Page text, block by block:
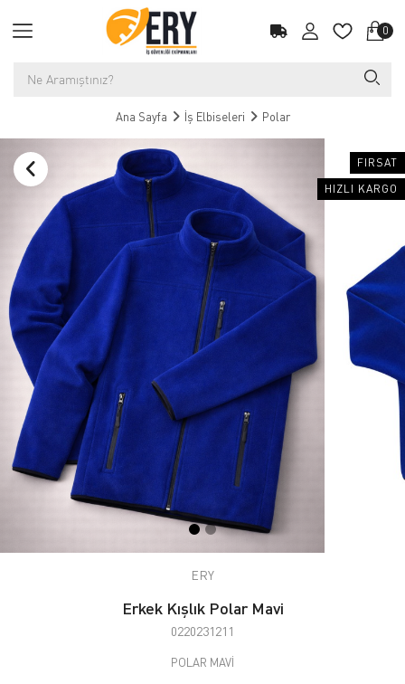
0
Ana Sayfa İş Elbiseleri Polar
FIRSAT
HIZLI KARGO
ERY
Erkek Kışlık Polar Mavi
0220231211
POLAR MAVİ